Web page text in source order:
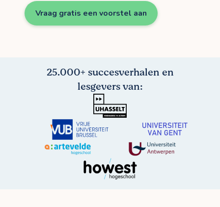
Vraag gratis een voorstel aan
25.000+ succesverhalen en
lesgevers van: